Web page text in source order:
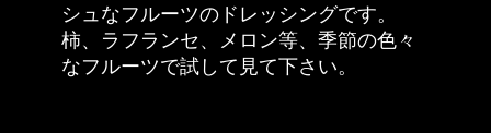
シュなフルーツのドレッシングです。
柿、ラフランセ、メロン等、季節の色々
なフルーツで試して見て下さい。